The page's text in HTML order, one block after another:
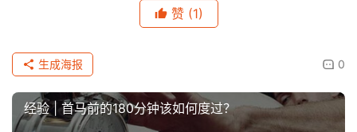
赞 (1)
0
生成海报
经验 | ​首马前的180分钟该如何度过？